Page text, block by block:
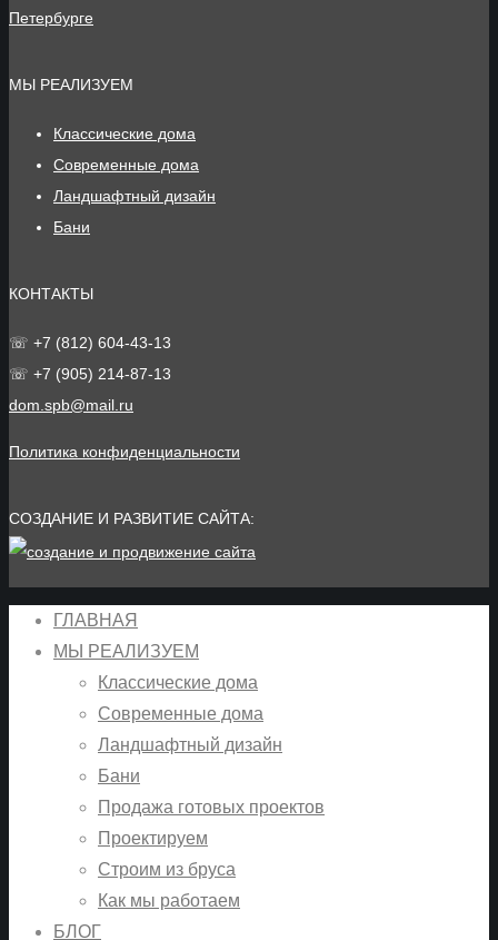
МЫ РЕАЛИЗУЕМ
Классические дома
Современные дома
Ландшафтный дизайн
Бани
КОНТАКТЫ
☏ +7 (812) 604-43-13
☏ +7 (905) 214-87-13
dom.spb@mail.ru
Политика конфиденциальности
СОЗДАНИЕ И РАЗВИТИЕ САЙТА:
ГЛАВНАЯ
МЫ РЕАЛИЗУЕМ
Классические дома
Современные дома
Ландшафтный дизайн
Бани
Продажа готовых проектов
Проектируем
Строим из бруса
Как мы работаем
БЛОГ